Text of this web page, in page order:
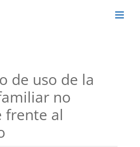
de uso de la
no
frente al